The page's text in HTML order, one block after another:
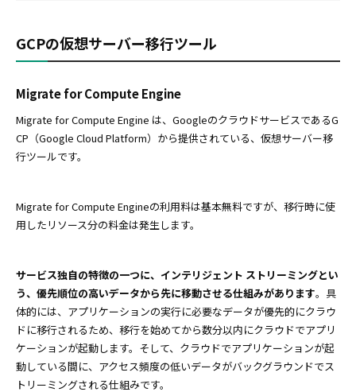
GCPの仮想サーバー移行ツール
Migrate for Compute Engine
Migrate for Compute Engine は、GoogleのクラウドサービスであるG
CP（Google Cloud Platform）から提供されている、仮想サーバー移
行ツールです。
Migrate for Compute Engineの利用料は基本無料ですが、移行時に使
用したリソース分の料金は発生します。
サービス独自の特徴の一つに、インテリジェント ストリーミングとい
う、優先順位の高いデータから先に移動させる仕組みがあります。具
体的には、アプリケーションの実行に必要なデータが優先的にクラウ
ドに移行されるため、移行を始めてから数分以内にクラウドでアプリ
ケーションが起動します。そして、クラウドでアプリケーションが起
動している間に、アクセス頻度の低いデータがバックグラウンドでス
トリーミングされる仕組みです。